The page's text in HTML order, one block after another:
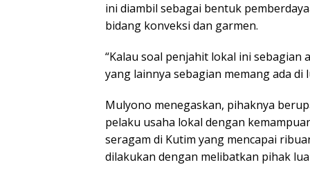
ini diambil sebagai bentuk
bidang konveksi dan garmen.
“Kalau soal penjahit lokal ini sebagian
yang lainnya sebagian memang ada
Mulyono menegaskan, pihaknya
pelaku usaha lokal dengan
seragam di Kutim yang mencapai
dilakukan dengan melibatkan pihak